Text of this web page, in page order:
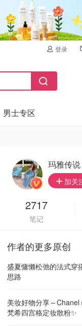
登录
男士专区
玛雅传说
加关
2717
笔记
作者的更多原创
盛夏慵懒松弛的法式穿
思路
美妆好物分享～
梵希四宫格定妆散粉✨